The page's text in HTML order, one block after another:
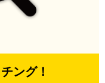
ング！